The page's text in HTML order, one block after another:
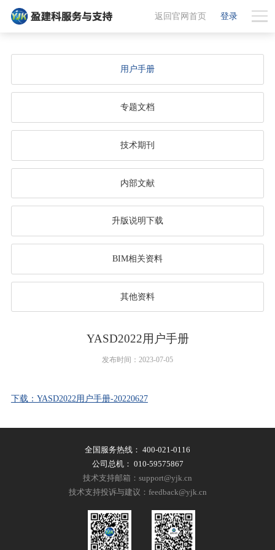
登录
返回官网首页
用户手册
专题文档
技术期刊
内部文献
升版说明下载
BIM相关资料
其他资料
YASD2022用户手册
发布时间：2023-07-05
下载：YASD2022用户手册-20220627
全国服务热线： 400-021-0116
公司总机： 010-59575867
技术支持邮箱：support@yjk.cn
技术支持投诉与建议：feedback@yjk.cn